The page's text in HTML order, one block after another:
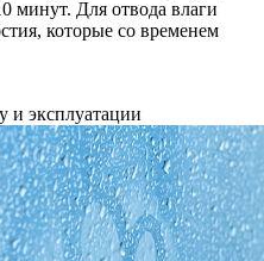
минут. Для отвода влаги
которые со временем
и эксплуатации